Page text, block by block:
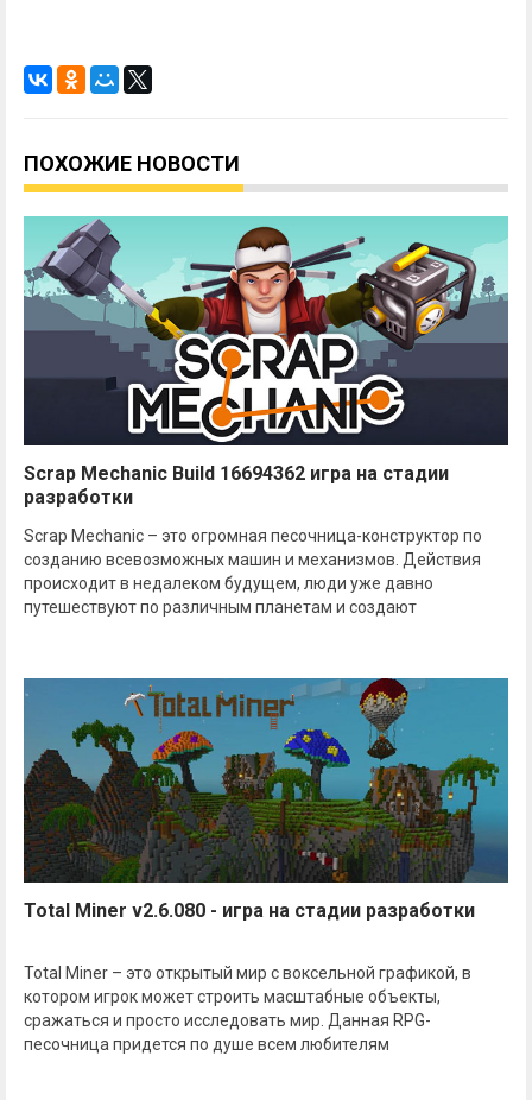
ПОХОЖИЕ НОВОСТИ
Scrap Mechanic Build 16694362 игра на стадии
разработки
Scrap Mechanic – это огромная песочница-конструктор по
созданию всевозможных машин и механизмов. Действия
происходит в недалеком будущем, люди уже давно
путешествуют по различным планетам и создают
Total Miner v2.6.080 - игра на стадии разработки
Total Miner – это открытый мир с воксельной графикой, в
котором игрок может строить масштабные объекты,
сражаться и просто исследовать мир. Данная RPG-
песочница придется по душе всем любителям